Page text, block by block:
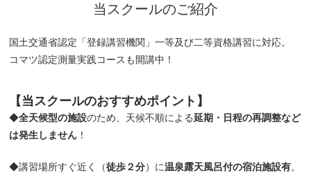
当スクールのご紹介
国土交通省認定「登録講習機関」一等及び二等資格講習に対応。
コマツ認定測量実践コースも開講中！
【当スクールのおすすめポイント 】
◆全天候型の施設のため、天候不順による延期・日程の再調整など
は発生しません ！
◆講習場所すぐ近く（徒歩２分）に温泉露天風呂付の宿泊施設有。